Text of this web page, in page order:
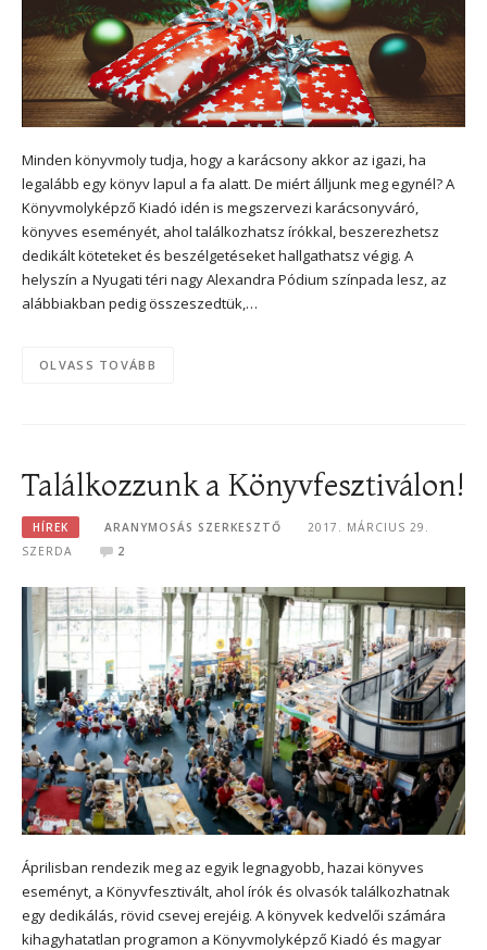
Minden könyvmoly tudja, hogy a karácsony akkor az igazi, ha
legalább egy könyv lapul a fa alatt. De miért álljunk meg egynél? A
Könyvmolyképző Kiadó idén is megszervezi karácsonyváró,
könyves eseményét, ahol találkozhatsz írókkal, beszerezhetsz
dedikált köteteket és beszélgetéseket hallgathatsz végig. A
helyszín a Nyugati téri nagy Alexandra Pódium színpada lesz, az
alábbiakban pedig összeszedtük,…
OLVASS TOVÁBB
Találkozzunk a Könyvfesztiválon!
HÍREK ARANYMOSÁS SZERKESZTŐ
2017. MÁRCIUS 29.
SZERDA
2
Áprilisban rendezik meg az egyik legnagyobb, hazai könyves
eseményt, a Könyvfesztivált, ahol írók és olvasók találkozhatnak
egy dedikálás, rövid csevej erejéig. A könyvek kedvelői számára
kihagyhatatlan programon a Könyvmolyképző Kiadó és magyar